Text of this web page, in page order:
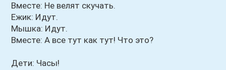
Вместе: Не велят скучать.
Ежик: Идут.
Мышка: Идут.
Вместе: А все тут как тут! Что это?
Дети: Часы!